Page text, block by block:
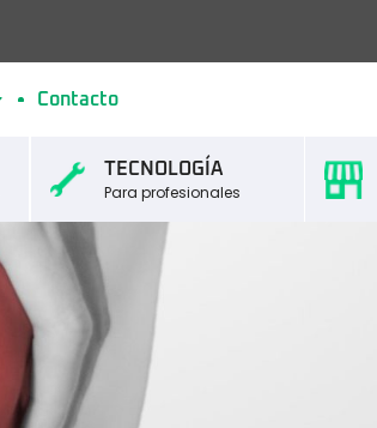
Contacto
TECNOLOGÍA
Para profesionales